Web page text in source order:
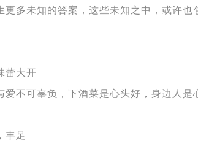
更多未知的答案，这些未知之中，或许也
蕾大开
爱不可辜负，下酒菜是心头好，身边人是
丰足